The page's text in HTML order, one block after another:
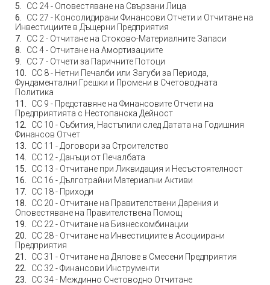
СС 24 - Оповестяване на Свързани Лица
СС 27 - Консолидирани Финансови Отчети и Отчитане на
Инвестициите в Дъщерни Предприятия
СС 2 - Отчитане на Стоково-Материалните Запаси
СС 4 - Oтчитане на Aмортизациите
СС 7 - Отчети за Паричните Потоци
СС 8 - Нетни Печалби или Загуби за Периода,
Фундаментални Грешки и Промени в Счетоводната
Политика
СС 9 - Представяне на Финансовите Отчети на
Предприятията с Нестопанска Дейност
СС 10 - Събития, Настъпили след Датата на Годишния
Финансов Отчет
СС 11 - Договори за Строителство
СС 12 - Данъци от Печалбата
СС 13 - Отчитане при Ликвидация и Несъстоятелност
СС 16 - Дълготрайни Материални Активи
СС 18 - Приходи
СС 20 - Отчитане на Правителствени Дарения и
Оповестяване на Правителствена Помощ
СС 22 - Отчитане на Бизнескомбинации
СС 28 - Отчитане на Инвестициите в Асоциирани
Предприятия
СС 31 - Отчитане на Дялове в Смесени Предприятия
СС 32 - Финансови Инструменти
СС 34 - Междинно Счетоводно Отчитане